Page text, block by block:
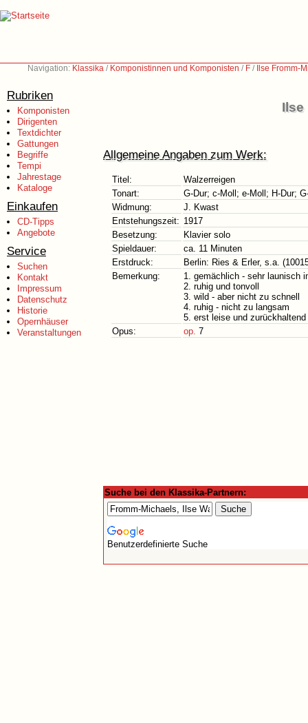
Navigation: Klassika / Komponistinnen und Komponisten / F / Ilse Fromm-
Rubriken
Komponisten
Dirigenten
Textdichter
Gattungen
Begriffe
Tempi
Jahrestage
Kataloge
Einkaufen
CD-Tipps
Angebote
Service
Suchen
Kontakt
Impressum
Datenschutz
Historie
Opernhäuser
Veranstaltungen
Ilse
Allgemeine Angaben zum Werk:
Titel:
Walzerreigen
Tonart:
G-Dur; c-Moll; e-Moll; H-Dur;
Widmung:
J. Kwast
Entstehungszeit: 1917
Besetzung:
Klavier solo
Spieldauer:
ca. 11 Minuten
Erstdruck:
Berlin: Ries & Erler, s.a.
Bemerkung:
1. gemächlich - sehr launisch
2. ruhig und tonvoll
3. wild - aber nicht zu schnell
4. ruhig - nicht zu langsam
5. erst leise und
Opus:
op. 7
Suche bei den Klassika-Partnern:
Benutzerdefinierte Suche